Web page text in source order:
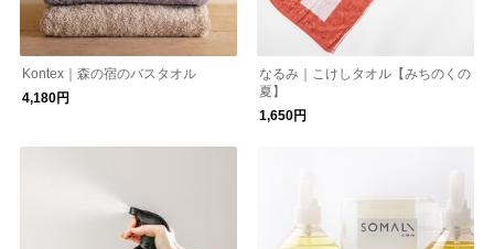
Kontex｜森の宿のバスタオル
4,180円
なるみ｜こけしタオル【みちのくの
夏】
1,650円